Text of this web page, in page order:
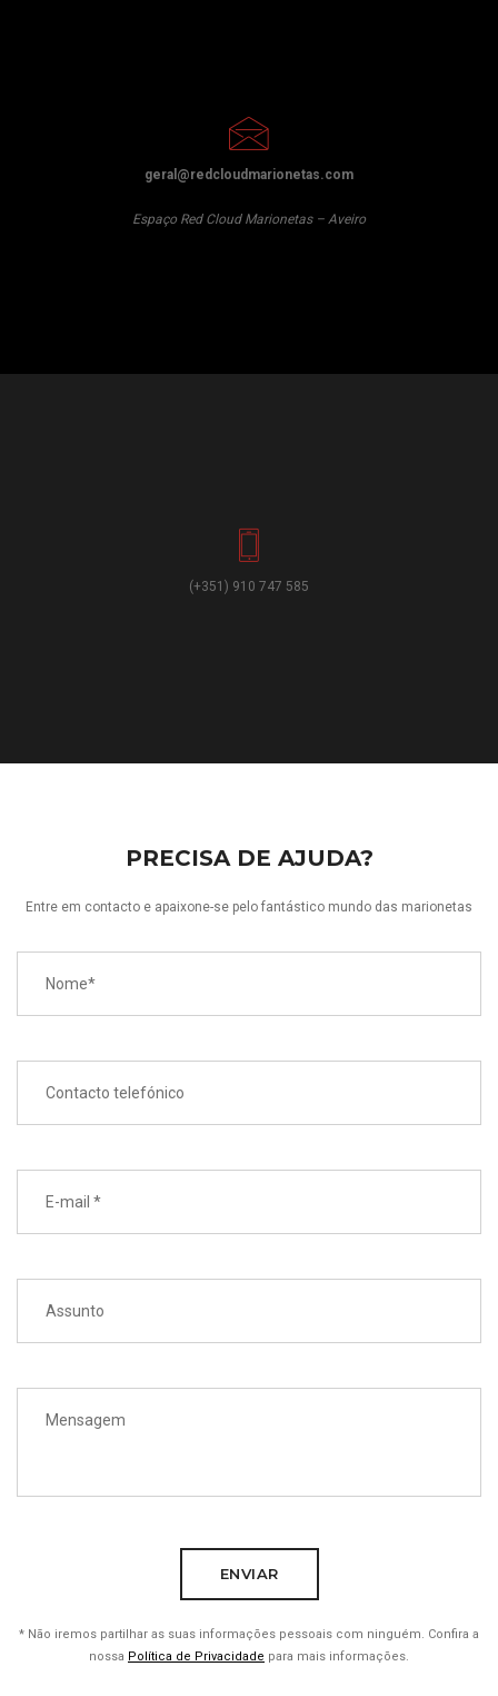
geral@redcloudmarionetas.com
Espaço Red Cloud Marionetas – Aveiro
(+351) 910 747 585
PRECISA DE AJUDA?
Entre em contacto e apaixone-se pelo fantástico mundo das marionetas
* Não iremos partilhar as suas informações pessoais com ninguém. Confira a
nossa Política de Privacidade para mais informações.